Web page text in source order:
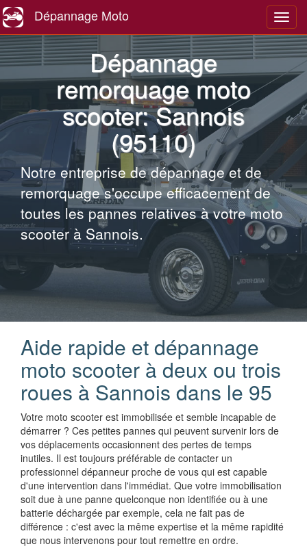
Dépannage Moto
Dépannage
remorquage moto
scooter: Sannois
(95110)
Notre entreprise de dépannage et de
remorquage s'occupe efficacement de
toutes les pannes relatives à votre moto
scooter à Sannois.
Aide rapide et dépannage
moto scooter à deux ou trois
roues à Sannois dans le 95
Votre moto scooter est immobilisée et semble incapable de
démarrer ? Ces petites pannes qui peuvent survenir lors de
vos déplacements occasionnent des pertes de temps
inutiles. Il est toujours préférable de contacter un
professionnel dépanneur proche de vous qui est capable
d'une intervention dans l'immédiat. Que votre immobilisation
soit due à une panne quelconque non identifiée ou à une
batterie déchargée par exemple, cela ne fait pas de
différence : c'est avec la même expertise et la même rapidité
que nous intervenons pour tout remettre en ordre.